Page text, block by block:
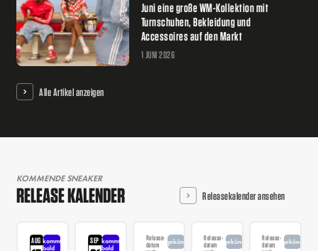
Juni eine große WM-Kollektion mit
Turnschuhen, Bekleidung und
Accessoires auf den Markt
1 JUNI 2026
Alle Artikel anzeigen
KOMMENDE SNEAKER
RELEASE KALENDER Releasekalender ansehen
AUG kommt
bald
SEP kommt
bald
Release-
datumangekündigt
Release-
datumangekündigt
Release-
datumangekündigt